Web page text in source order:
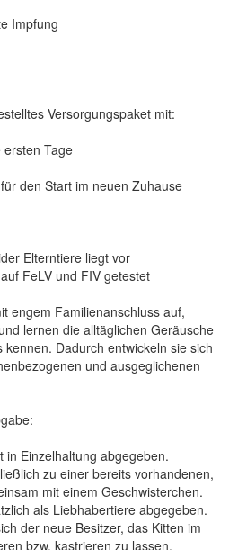
Impfung
Versorgungspaket mit:
Tage
den Start im neuen Zuhause
Elterntiere liegt vor
FeLV und FIV getestet
engem Familienanschluss auf,
lernen die alltäglichen Geräusche
Dadurch entwickeln sie sich
und ausgeglichenen
in Einzelhaltung abgegeben.
zu einer bereits vorhandenen,
mit einem Geschwisterchen.
als Liebhabertiere abgegeben.
der neue Besitzer, das Kitten im
bzw. kastrieren zu lassen.